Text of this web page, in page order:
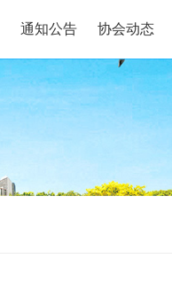
通知公告 协会动态